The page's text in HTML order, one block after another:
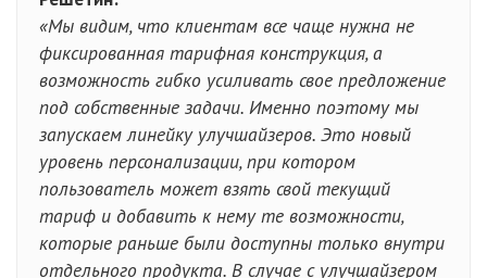
«Мы видим, что клиентам все чаще нужна не
фиксированная тарифная конструкция, а
возможность гибко усиливать свое предложение
под собственные задачи. Именно поэтому мы
запускаем линейку улучшайзеров. Это новый
уровень персонализации, при котором
пользователь может взять свой текущий
тариф и добавить к нему те возможности,
которые раньше были доступны только внутри
отдельного продукта. В случае с улучшайзером